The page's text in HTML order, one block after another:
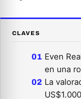
CLAVES
Even
en una
La